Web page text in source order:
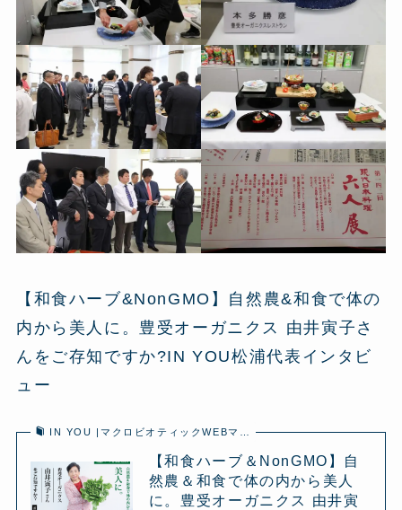
【和食ハーブ&NonGMO】自然農&和食で体の
内から美人に。豊受オーガニクス 由井寅子さ
んをご存知ですか?IN YOU松浦代表インタビ
ュー
IN YOU |マクロビオティックWEBマ…
【和食ハーブ＆NonGMO】自
然農＆和食で体の内から美人
に。豊受オーガニクス 由井寅